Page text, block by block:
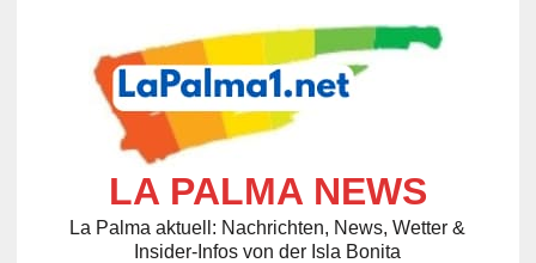
LA PALMA NEWS
La Palma aktuell: Nachrichten, News, Wetter &
Insider-Infos von der Isla Bonita